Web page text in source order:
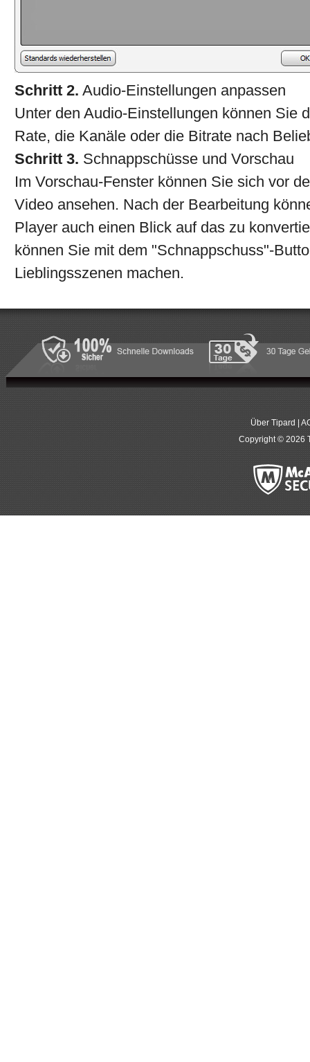
Schritt 2. Audio-Einstellungen anpassen
Unter den Audio-Einstellungen können Sie
Rate, die Kanäle oder die Bitrate nach
Schritt 3. Schnappschüsse und Vorschau
Im Vorschau-Fenster können Sie sich vor
Video ansehen. Nach der Bearbeitung
Player auch einen Blick auf das zu
können Sie mit dem "Schnappschuss"-
Lieblingsszenen machen.
Über Tipard
Copyright © 2026